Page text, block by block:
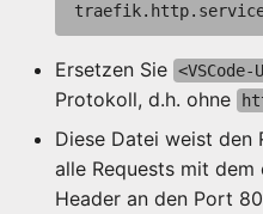
Ersetzen Sie <VSCode-
Protokoll, d.h. ohne
Diese Datei weist den
alle Requests mit
Header an den Port